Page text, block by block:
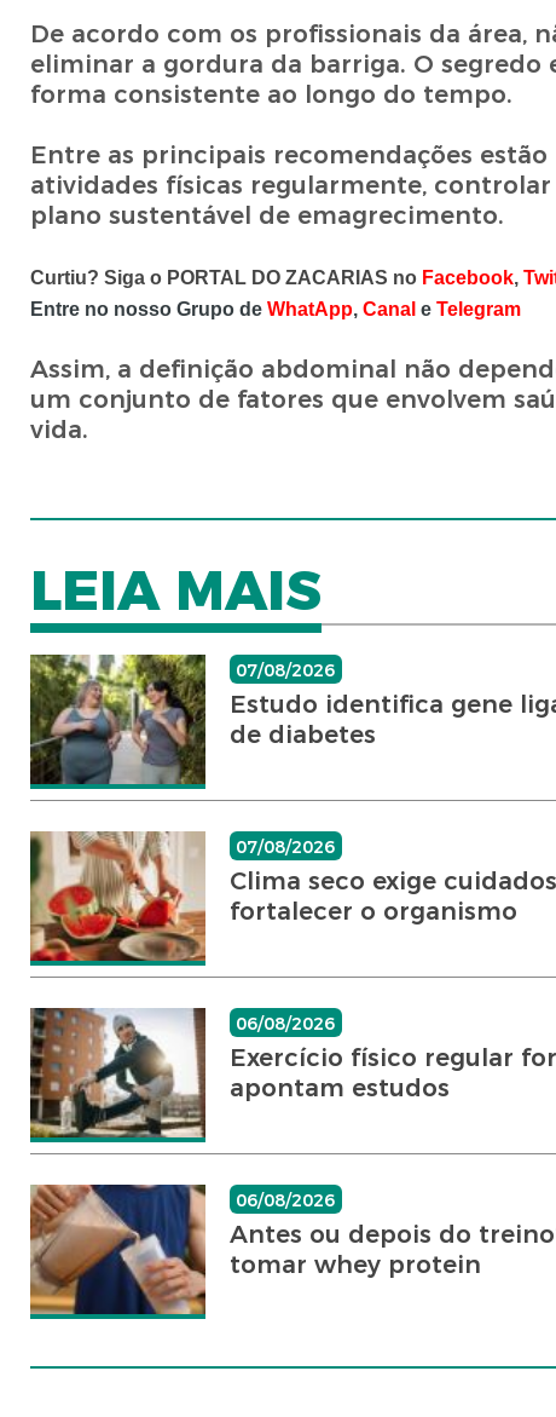
De acordo com os profissionais da área,
eliminar a gordura da barriga. O segredo
forma consistente ao longo do tempo.
Entre as principais recomendações
atividades físicas regularmente,
plano sustentável de emagrecimento.
Curtiu? Siga o PORTAL DO ZACARIAS no Facebook,
Entre no nosso Grupo de WhatApp, Canal e Telegram
Assim, a definição abdominal não
um conjunto de fatores que envolvem
vida.
LEIA MAIS
07/08/2026
Estudo identifica gene
de diabetes
07/08/2026
Clima seco exige
fortalecer o organismo
06/08/2026
Exercício físico regular
apontam estudos
06/08/2026
Antes ou depois do
tomar whey protein